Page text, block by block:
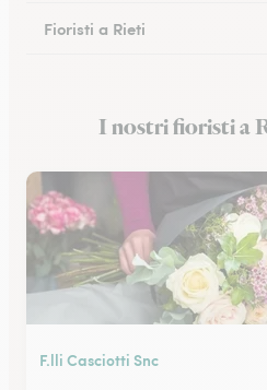
Fioristi a Rieti
Fioristi a Anzio
I nostri fioristi a
F.lli Casciotti Snc